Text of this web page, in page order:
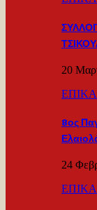
20
8ος
24